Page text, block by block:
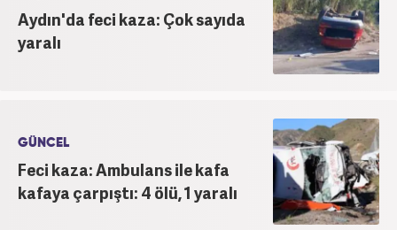
Aydın'da feci kaza: Çok sayıda
yaralı
GÜNCEL
Feci kaza: Ambulans ile kafa
kafaya çarpıştı: 4 ölü, 1 yaralı